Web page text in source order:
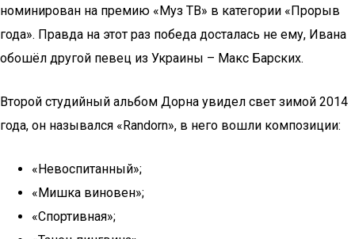
номинирован на премию «Муз ТВ» в категории «Прорыв
года». Правда на этот раз победа досталась не ему, Ивана
обошёл другой певец из Украины – Макс Барских.
Второй студийный альбом Дорна увидел свет зимой 2014
года, он назывался «Randorn», в него вошли композиции:
«Невоспитанный»;
«Мишка виновен»;
«Спортивная»;